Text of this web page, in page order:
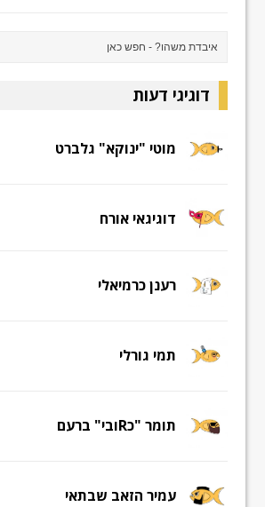
דוגיגי דעות
מוטי "ינוקא" גלברט
דוגיגאי אורח
רענן כרמיאלי
תמי גורלי
תומר "כRובי" ברעם
עמיר הזאב שבתאי